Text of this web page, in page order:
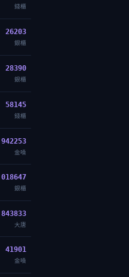
錢櫃
26203
銀櫃
28390
銀櫃
58145
錢櫃
942253
金嗓
018647
銀櫃
843833
大唐
41901
金嗓